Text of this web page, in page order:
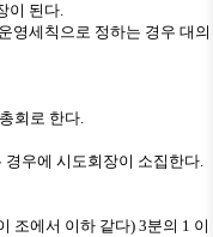
이 된다.
영세칙으로 정하는 경우 대의
회로 한다.
경우에 시도회장이 소집한다.
조에서 이하 같다) 3분의 1 이